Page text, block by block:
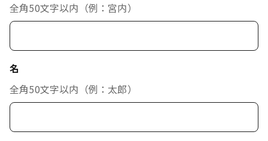
全角50文字以内（例：宮内）
名
全角50文字以内（例：太郎）